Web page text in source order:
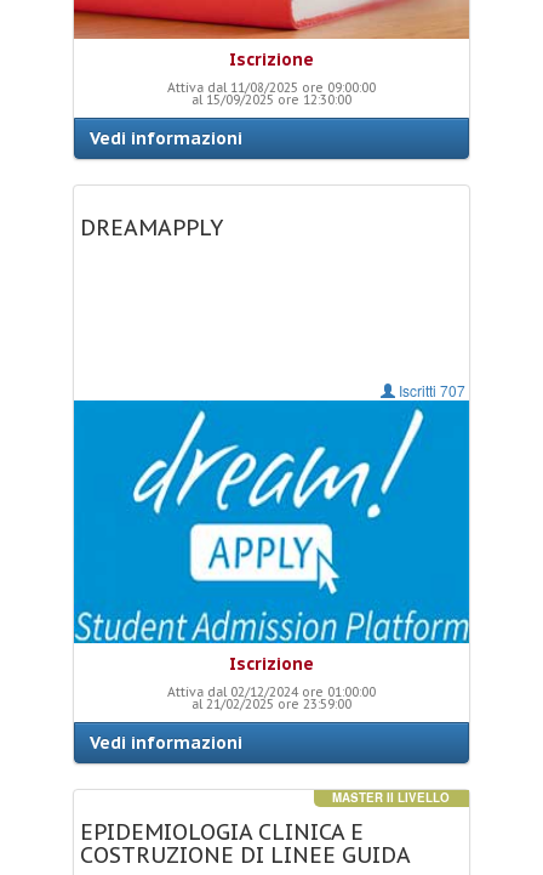
Iscrizione
Attiva dal 11/08/2025 ore 09:00:00
al 15/09/2025 ore 12:30:00
Vedi informazioni
DREAMAPPLY
Iscritti 707
Iscrizione
Attiva dal 02/12/2024 ore 01:00:00
al 21/02/2025 ore 23:59:00
Vedi informazioni
MASTER II LIVELLO
EPIDEMIOLOGIA CLINICA E
COSTRUZIONE DI LINEE GUIDA